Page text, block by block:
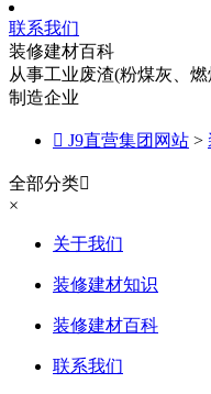
联系我们
装修建材百科
从事工业废渣(粉煤灰、
制造企业
 J9直营集团网站 >
全部分类
×
关于我们
装修建材知识
装修建材百科
联系我们